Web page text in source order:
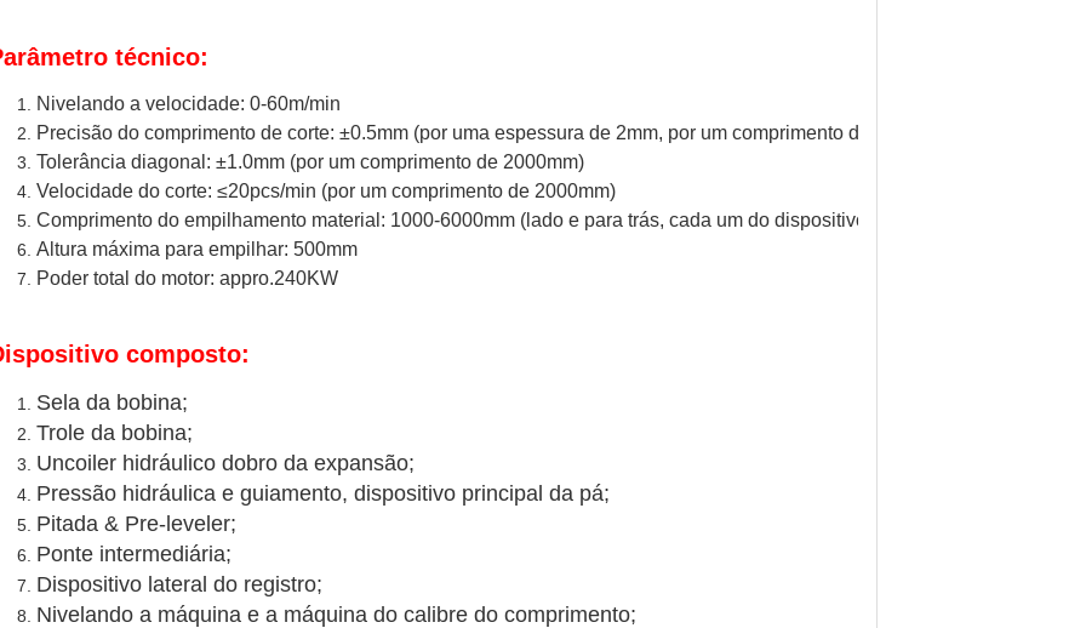
técnico:
Nivelando a velocidade: 0-60m/min
Precisão do comprimento de corte: ±0.5mm (por uma espessura de 2mm, por um comprimento de 2000mm)
Tolerância diagonal: ±1.0mm (por um comprimento de 2000mm)
Velocidade do corte: ≤20pcs/min (por um comprimento de 2000mm)
Comprimento do empilhamento material: 1000-6000mm (lado e para trás, cada um do dispositivo da descarga grupo)
Altura máxima para empilhar: 500mm
Poder total do motor: appro.240KW
composto:
Sela da bobina;
Trole da bobina;
Uncoiler hidráulico dobro da expansão;
Pressão hidráulica e guiamento, dispositivo principal da pá;
Pitada & Pre-leveler;
Ponte intermediária;
Dispositivo lateral do registro;
Nivelando a máquina e a máquina do calibre do comprimento;